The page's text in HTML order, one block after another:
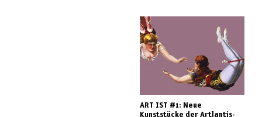
ART IST #1: Neue
Kunststücke der Artlantis-